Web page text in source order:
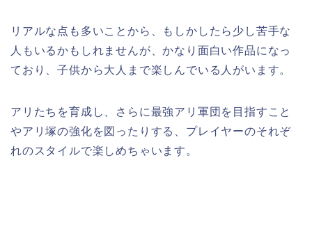
リアルな点も多いことから、もしかしたら少し苦手な
人もいるかもしれませんが、かなり面白い作品になっ
ており、子供から大人まで楽しんでいる人がいます。
アリたちを育成し、さらに最強アリ軍団を目指すこと
やアリ塚の強化を図ったりする、プレイヤーのそれぞ
れのスタイルで楽しめちゃいます。